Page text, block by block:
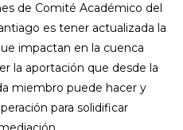
de Comité Académico del
es tener actualizada la
impactan en la cuenca
la aportación que desde la
miembro puede hacer y
para solidificar